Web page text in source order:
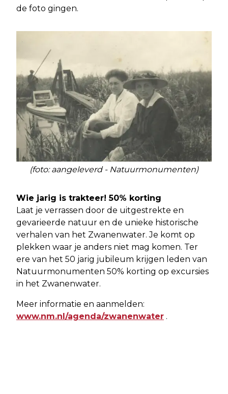
de foto gingen.
(foto: aangeleverd - Natuurmonumenten)
Wie jarig is trakteer! 50% korting
Laat je verrassen door de uitgestrekte en
gevarieerde natuur en de unieke historische
verhalen van het Zwanenwater. Je komt op
plekken waar je anders niet mag komen. Ter
ere van het 50 jarig jubileum krijgen leden van
Natuurmonumenten 50% korting op excursies
in het Zwanenwater.
Meer informatie en aanmelden:
www.nm.nl/agenda/zwanenwater .